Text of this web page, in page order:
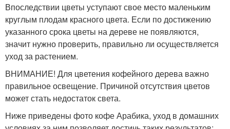
Впоследствии цветы уступают свое место маленьким
круглым плодам красного цвета. Если по достижению
указанного срока цветы на дереве не появляются,
значит нужно проверить, правильно ли осуществляется
уход за растением.
ВНИМАНИЕ! Для цветения кофейного дерева важно
правильное освещение. Причиной отсутствия цветов
может стать недостаток света.
Ниже приведены фото кофе Арабика, уход в домашних